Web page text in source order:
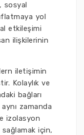
sosyal
yol
etkileşimi
ilişkilerinin
iletişimin
Kolaylık ve
bağları
zamanda
izolasyon
için,